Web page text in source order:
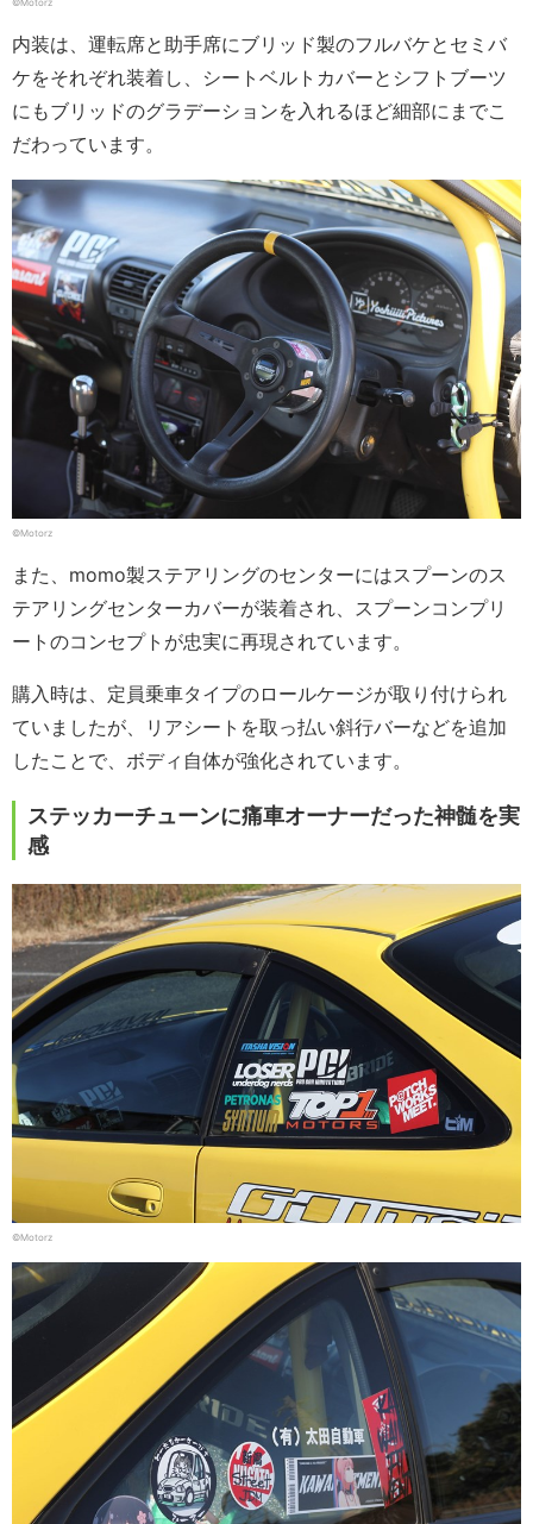
©Motorz
内装は、運転席と助手席にブリッド製のフルバケとセミバ
ケをそれぞれ装着し、シートベルトカバーとシフトブーツ
にもブリッドのグラデーションを入れるほど細部にまでこ
だわっています。
©Motorz
また、momo製ステアリングのセンターにはスプーンのス
テアリングセンターカバーが装着され、スプーンコンプリ
ートのコンセプトが忠実に再現されています。
購入時は、定員乗車タイプのロールケージが取り付けられ
ていましたが、リアシートを取っ払い斜行バーなどを追加
したことで、ボディ自体が強化されています。
ステッカーチューンに痛車オーナーだった神髄を実
感
©Motorz